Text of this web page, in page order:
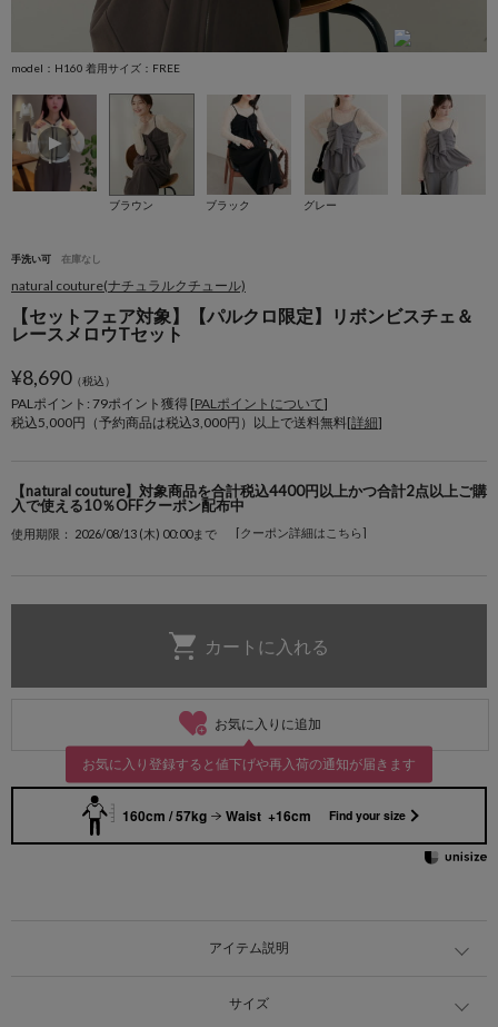
model：H160 着用サイズ：FREE
ブラウン ブラック グレー
手洗い可 在庫なし
natural couture(ナチュラルクチュール)
【セットフェア対象】【パルクロ限定】リボンビスチェ＆
レースメロウTセット
¥8,690（税込）
PALポイント: 79ポイント獲得 [PALポイントについて]
税込5,000円（予約商品は税込3,000円）以上で送料無料[詳細]
【natural couture】対象商品を合計税込4400円以上かつ合計2点以上ご購
入で使える10％OFFクーポン配布中
使用期限： 2026/08/13 (木) 00:00まで [クーポン詳細はこちら]
お気に入りに追加
お気に入り登録すると値下げや再入荷の通知が届きます
160cm / 57kg Waist +16cm Find your size
アイテム説明
サイズ